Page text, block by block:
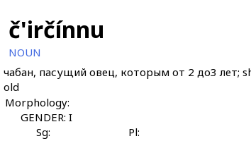
č'irčínnu
NOUN
чабан, пасущий овец, которым от 2 до3 лет;
old
Morphology:
GENDER: I
Sg:
Pl: